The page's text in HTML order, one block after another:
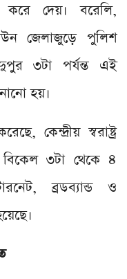
করে দেয়। বরেলি,
জেলাজুড়ে পুলিশ
৩টা পর্যন্ত এই
হয়।
কেন্দ্রীয় স্বরাষ্ট্র
বিকেল ৩টা থেকে ৪
ব্রডব্যান্ড ও